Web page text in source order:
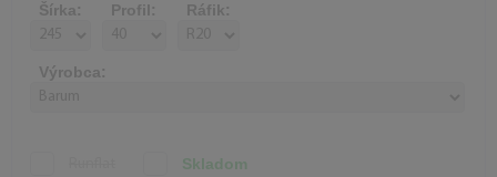
Šírka: Profil: Ráfik:
Výrobca:
Skladom